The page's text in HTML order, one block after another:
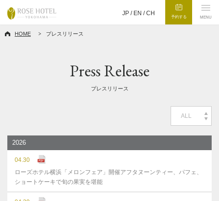
JP / EN /CH
予約する MENU
HOME プレスリリース
Press Release
プレスリリース
ALL
2026
04.30
ローズホテル横浜「メロンフェア」開催アフタヌーンティー、パフェ、
ショートケーキで旬の果実を堪能